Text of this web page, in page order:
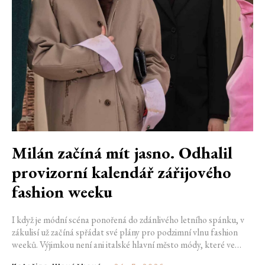
Milán začíná mít jasno. Odhalil
provizorní kalendář zářijového
fashion weeku
I když je módní scéna ponořená do zdánlivého letního spánku, v
zákulisí už začíná spřádat své plány pro podzimní vlnu fashion
weeků. Výjimkou není ani italské hlavní město módy, které ve